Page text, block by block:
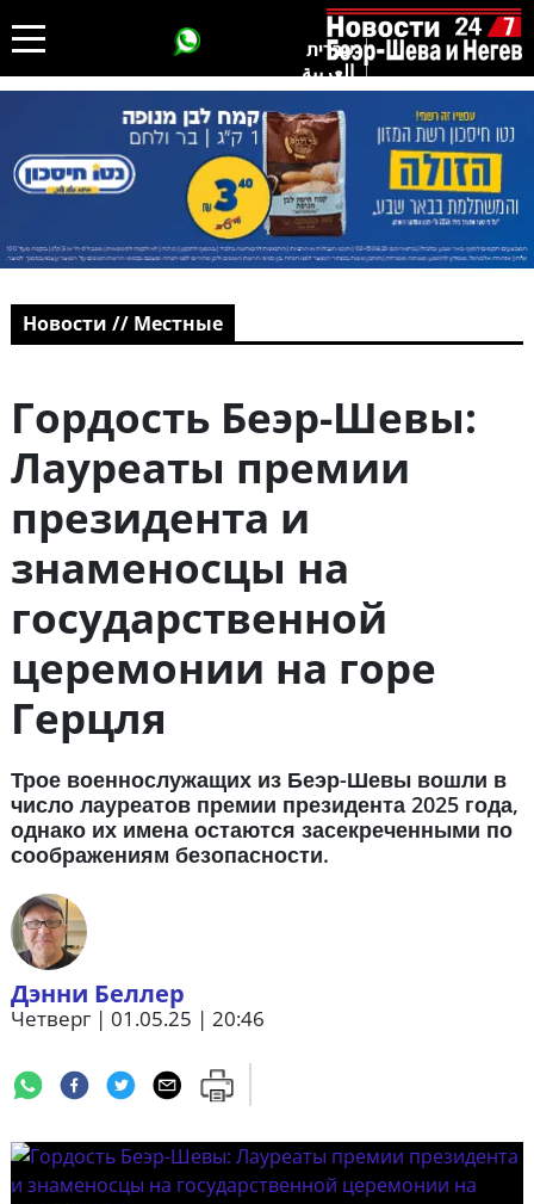
עברית
العربية
Новости // Местные
Гордость Беэр-Шевы:
Лауреаты премии
президента и
знаменосцы на
государственной
церемонии на горе
Герцля
Трое военнослужащих из Беэр-Шевы вошли в
число лауреатов премии президента 2025 года,
однако их имена остаются засекреченными по
соображениям безопасности.
Дэнни Беллер
Четверг | 01.05.25 | 20:46